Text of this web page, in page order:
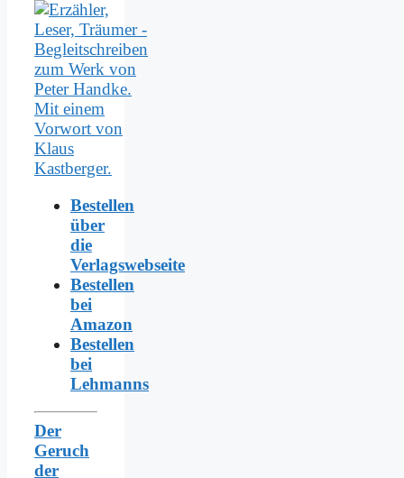
Bestellen
über
die
Verlagswebseite
Bestellen
bei
Amazon
Bestellen
bei
Lehmanns
Der
Geruch
der